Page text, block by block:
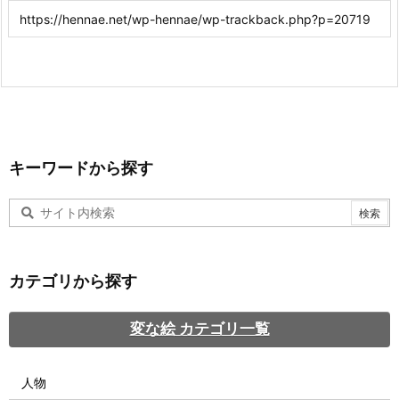
キーワードから探す
カテゴリから探す
変な絵 カテゴリ一覧
人物